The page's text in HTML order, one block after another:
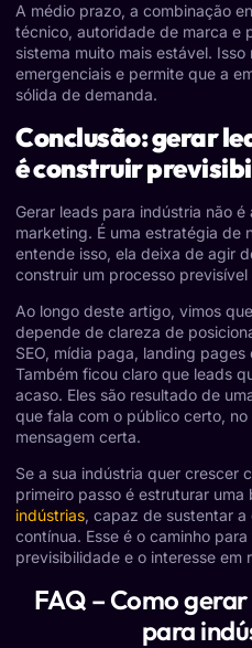
A médio prazo, a combinação
técnico, autoridade de marca e
sistema muito mais estável.
emergenciais e permite que a
sólida de demanda.
Conclusão: gerar
é construir
Gerar leads para indústria não
marketing. É uma estratégia de
entende isso, ela deixa de agir
construir um processo
Ao longo deste artigo, vimos
depende de clareza de
SEO, mídia paga, landing
Também ficou claro que leads
acaso. Eles são resultado de
que fala com o público certo,
mensagem certa.
Se a sua indústria quer crescer
primeiro passo é estruturar uma
indústrias, capaz de sustentar
contínua. Esse é o caminho
previsibilidade e o interesse em
FAQ – Como
para